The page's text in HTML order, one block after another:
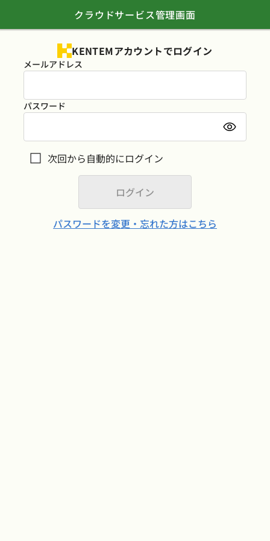
クラウドサービス管理画面
KENTEMアカウントでログイン
メールアドレス
パスワード
次回から自動的にログイン
パスワードを変更・忘れた方はこちら